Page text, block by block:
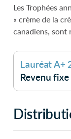
Les Trophées
« crème de la
canadiens, sont
Lauréat A+
Revenu